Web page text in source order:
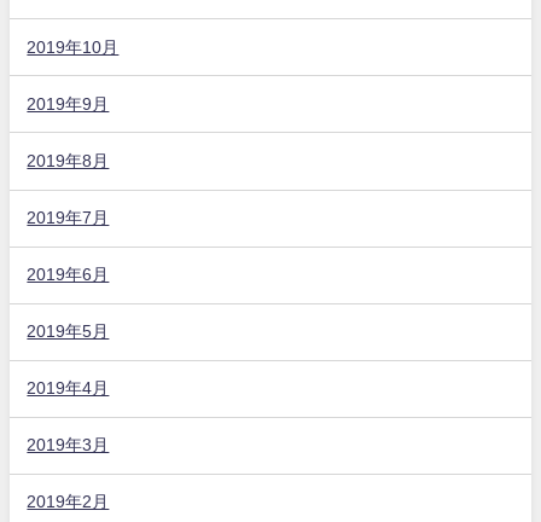
2019年10月
2019年9月
2019年8月
2019年7月
2019年6月
2019年5月
2019年4月
2019年3月
2019年2月